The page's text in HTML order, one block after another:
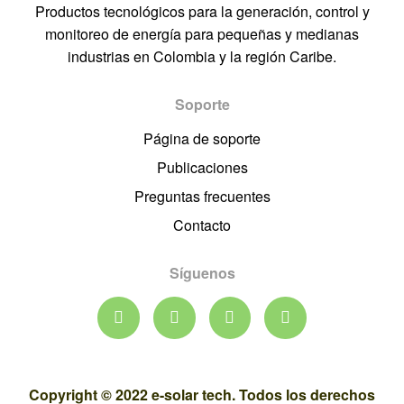
Productos tecnológicos para la generación, control y
monitoreo de energía para pequeñas y medianas
industrias en Colombia y la región Caribe.
Soporte
Página de soporte
Publicaciones
Preguntas frecuentes
Contacto
Síguenos
Copyright © 2022 e-solar tech. Todos los derechos